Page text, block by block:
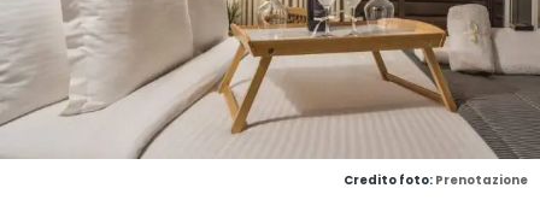
Credito foto: Prenotazione